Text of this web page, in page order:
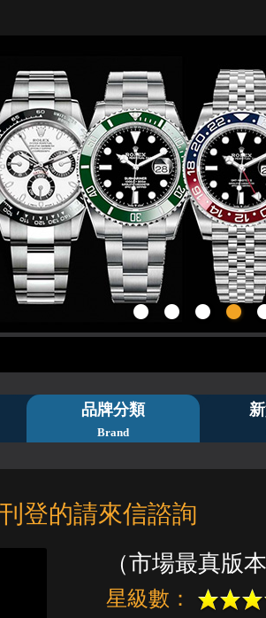
品牌分類
Brand
登的請來信諮詢
（市場最真版
星級數：